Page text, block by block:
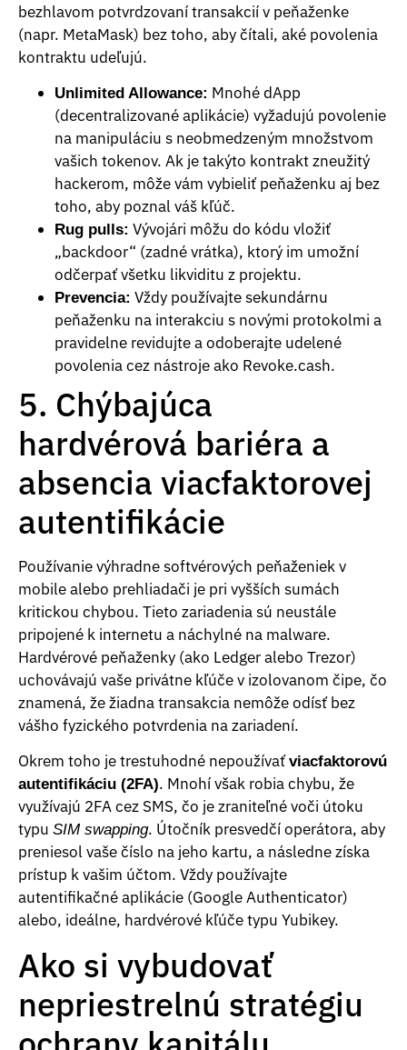
bezhlavom potvrdzovaní transakcií v peňaženke
(napr. MetaMask) bez toho, aby čítali, aké povolenia
kontraktu udeľujú.
Unlimited Allowance: Mnohé dApp
(decentralizované aplikácie) vyžadujú povolenie
na manipuláciu s neobmedzeným množstvom
vašich tokenov. Ak je takýto kontrakt zneužitý
hackerom, môže vám vybieliť peňaženku aj bez
toho, aby poznal váš kľúč.
Rug pulls: Vývojári môžu do kódu vložiť
„backdoor“ (zadné vrátka), ktorý im umožní
odčerpať všetku likviditu z projektu.
Prevencia: Vždy používajte sekundárnu
peňaženku na interakciu s novými protokolmi a
pravidelne revidujte a odoberajte udelené
povolenia cez nástroje ako Revoke.cash.
5. Chýbajúca
hardvérová bariéra a
absencia viacfaktorovej
autentifikácie
Používanie výhradne softvérových peňaženiek v
mobile alebo prehliadači je pri vyšších sumách
kritickou chybou. Tieto zariadenia sú neustále
pripojené k internetu a náchylné na malware.
Hardvérové peňaženky (ako Ledger alebo Trezor)
uchovávajú vaše privátne kľúče v izolovanom čipe, čo
znamená, že žiadna transakcia nemôže odísť bez
vášho fyzického potvrdenia na zariadení.
Okrem toho je trestuhodné nepoužívaťviacfaktorovú
autentifikáciu (2FA). Mnohí však robia chybu, že
využívajú 2FA cez SMS, čo je zraniteľné voči útoku
typu SIM swapping. Útočník presvedčí operátora, aby
preniesol vaše číslo na jeho kartu, a následne získa
prístup k vašim účtom. Vždy používajte
autentifikačné aplikácie (Google Authenticator)
alebo, ideálne, hardvérové kľúče typu Yubikey.
Ako si vybudovať
nepriestrelnú stratégiu